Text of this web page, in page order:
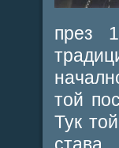
през
той
Тук